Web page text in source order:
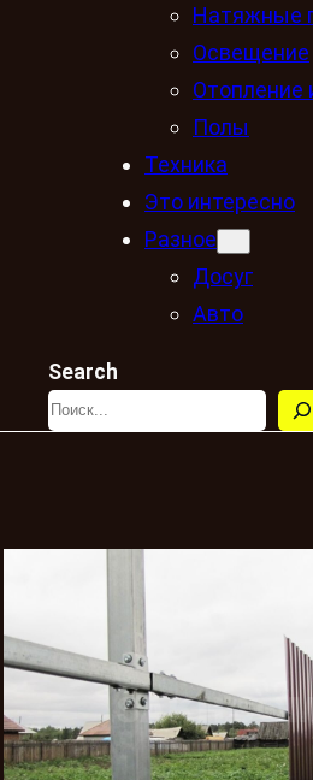
Натяжные
Освещение
Отопление
Полы
Техника
Это интересно
Разное
Досуг
Авто
Search